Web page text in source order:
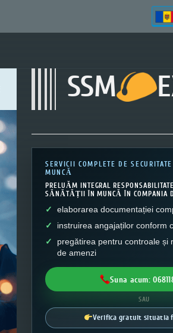
SSM
SERVICII COMPLETE DE
MUNCĂ
PRELUĂM INTEGRAL
SĂNĂTĂȚII ÎN MUNCĂ ÎN COMPANIA
elaborarea documentației
instruirea angajaților conform
pregătirea pentru controale și
de amenzi
Suna acum:
SAU
Verifica gratuit situatia